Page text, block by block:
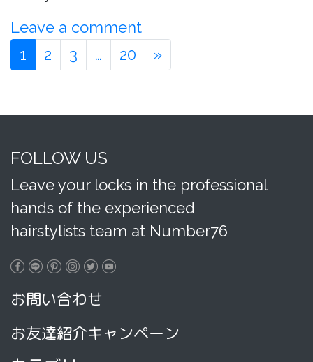
Leave a comment
1
2 3 … 20 »
FOLLOW US
Leave your locks in the professional
hands of the experienced
hairstylists team at Number76
お問い合わせ
お友達紹介キャンペーン